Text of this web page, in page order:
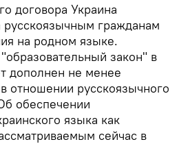
договора Украина
русскоязычным гражданам
на родном языке.
закон" в
дополнен не менее
отношении русскоязычного
обеспечении
языка как
сейчас в